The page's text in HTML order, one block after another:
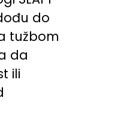
do
tužbom
da
ili